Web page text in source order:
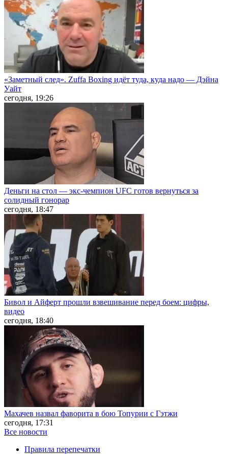
«Заметный след». Zuffa Boxing идёт туда, куда надо — Дэйна
Уайт
сегодня, 19:26
Деньги на стол — экс-чемпион UFC готов вернуться за
солидный гонорар
сегодня, 18:47
Бивол и Айферт прошли взвешивание перед боем: цифры,
видео
сегодня, 18:40
Махачев назвал фаворита в бою Топурии с Гэтжи
сегодня, 17:31
Все новости
Правила перепечатки